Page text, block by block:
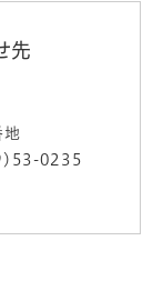
先
地
0235